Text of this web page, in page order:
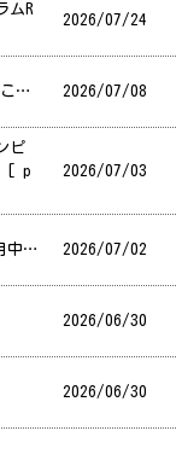
ムR
2026/07/24
【4年生図工「ギコギコトントン」】 木をのこぎりで切ったり、くぎを打ったりして作品をつくる図工の学習です。本校の用務員のほかに、手稲区の他の小中学校の用務員たちが、学習のお手伝いに来てくれました。こうした作業に関して、プロの用務員たちです。工具の安全な使い方を一人一人に丁寧に伝え、子どもたちも安心して作品作りに取り組むことができました。たくさんの人たちで子どもたちの学びを支えています。 2026/07/08
ピ
[ p
2026/07/03
【防犯研修＆不審者対応研修（職員）】 ６月中旬に、手稲警察署の方に来ていただき、本校職員向けに防犯研修及び不審者対応研修が行われました。警察の方が不審者役になって、校舎内に侵入した不審者にどう対応するかを学ぶ訓練でしたが、実際に不審者役に対応することを通して、一層危機管理意識を高めることができました。 2026/07/02
2026/06/30
2026/06/30